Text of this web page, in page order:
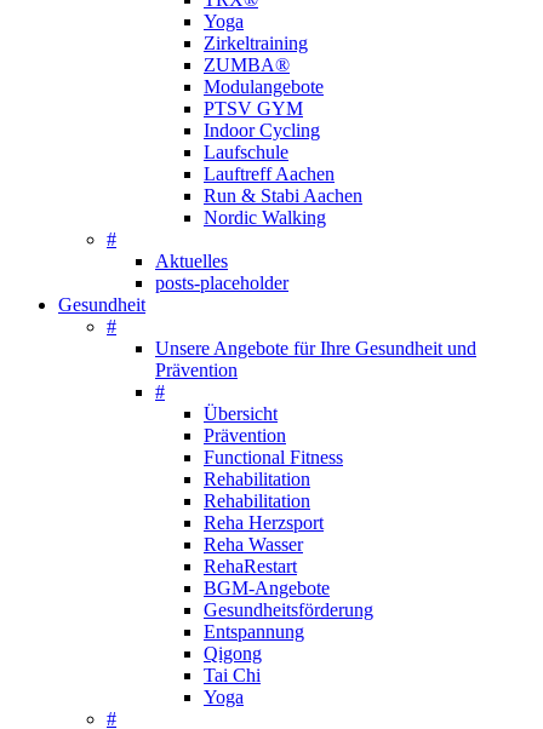
Yoga
Zirkeltraining
ZUMBA®
Modulangebote
PTSV GYM
Indoor Cycling
Laufschule
Lauftreff Aachen
Run & Stabi Aachen
Nordic Walking
#
Aktuelles
posts-placeholder
Gesundheit
#
Unsere Angebote für Ihre Gesundheit und
Prävention
#
Übersicht
Prävention
Functional Fitness
Rehabilitation
Rehabilitation
Reha Herzsport
Reha Wasser
RehaRestart
BGM-Angebote
Gesundheitsförderung
Entspannung
Qigong
Tai Chi
Yoga
#